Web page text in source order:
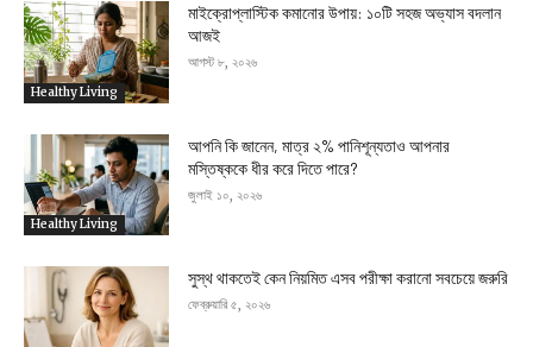
Healthy Living
মাইক্রোপ্লাস্টিক কমানোর উপায়: ১০টি সহজ অভ্যাস বদলান
আজই
আগস্ট ৮, ২০২৬
Healthy Living
আপনি কি জানেন, মাত্র ২% পানিশূন্যতাও আপনার
মস্তিষ্ককে ধীর করে দিতে পারে?
জুলাই ১০, ২০২৬
সুস্থ থাকতেই কেন নিয়মিত এসব পরীক্ষা করানো সবচেয়ে জরুরি
ফেব্রুয়ারি ৫, ২০২৬